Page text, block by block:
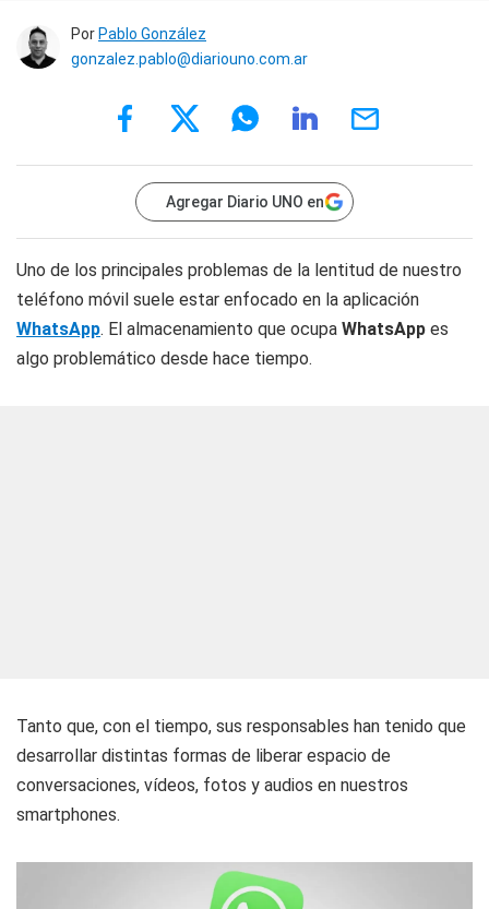
Por Pablo González
gonzalez.pablo@diariouno.com.ar
Agregar Diario UNO en
Uno de los principales problemas de la lentitud de nuestro
teléfono móvil suele estar enfocado en la aplicación
WhatsApp. El almacenamiento que ocupa WhatsApp es
algo problemático desde hace tiempo.
Tanto que, con el tiempo, sus responsables han tenido que
desarrollar distintas formas de liberar espacio de
conversaciones, vídeos, fotos y audios en nuestros
smartphones.